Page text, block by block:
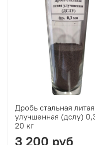
Дробь стальная литая
улучшенная (дслу)
20 кг
3 200 руб